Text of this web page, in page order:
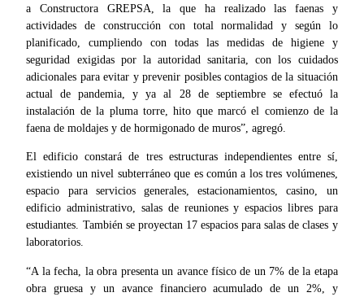
a Constructora GREPSA, la que ha realizado las faenas y
actividades de construcción con total normalidad y según lo
planificado, cumpliendo con todas las medidas de higiene y
seguridad exigidas por la autoridad sanitaria, con los cuidados
adicionales para evitar y prevenir posibles contagios de la situación
actual de pandemia, y ya al 28 de septiembre se efectuó la
instalación de la pluma torre, hito que marcó el comienzo de la
faena de moldajes y de hormigonado de muros”, agregó.
El edificio constará de tres estructuras independientes entre sí,
existiendo un nivel subterráneo que es común a los tres volúmenes,
espacio para servicios generales, estacionamientos, casino, un
edificio administrativo, salas de reuniones y espacios libres para
estudiantes. También se proyectan 17 espacios para salas de clases y
laboratorios.
“A la fecha, la obra presenta un avance físico de un 7% de la etapa
obra gruesa y un avance financiero acumulado de un 2%, y